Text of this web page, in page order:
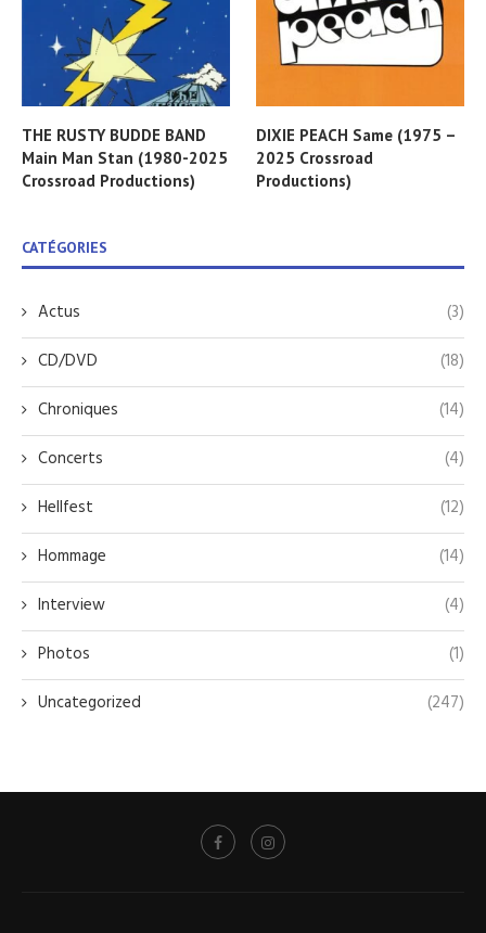
THE RUSTY BUDDE BAND
Main Man Stan (1980-2025
Crossroad Productions)
DIXIE PEACH Same (1975 –
2025 Crossroad
Productions)
CATÉGORIES
Actus
(3)
CD/DVD
(18)
Chroniques
(14)
Concerts
(4)
Hellfest
(12)
Hommage
(14)
Interview
(4)
Photos
(1)
Uncategorized
(247)